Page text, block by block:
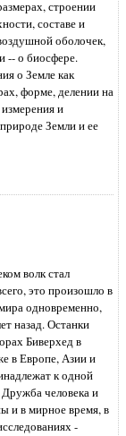
строении
составе и
оболочек,
-- о биосфере.
о Земле как
форме, делении на
и
Земли и ее
волк стал
это произошло в
одновременно,
назад. Останки
Биверхед в
в Европе, Азии и
к одной
человека и
и в мирное время, в
-